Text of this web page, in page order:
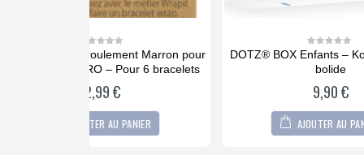
0
out
of
DOTZ® BOX Enfants – Koala dans son
bolide